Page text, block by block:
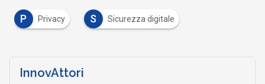
P Privacy S Sicurezza digitale
InnovAttori